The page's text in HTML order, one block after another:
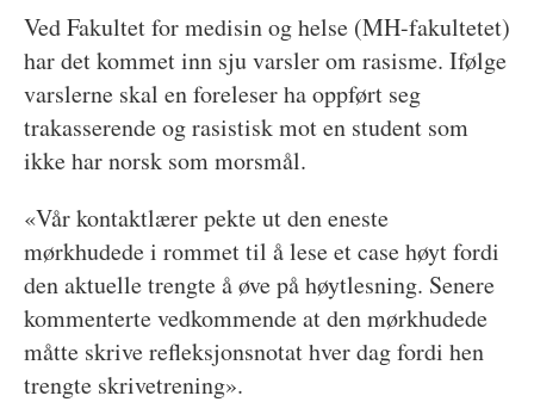
Ved Fakultet for medisin og helse (MH-fakultetet)
har det kommet inn sju varsler om rasisme. Ifølge
varslerne skal en foreleser ha oppført seg
trakasserende og rasistisk mot en student som
ikke har norsk som morsmål.
«Vår kontaktlærer pekte ut den eneste
mørkhudede i rommet til å lese et case høyt fordi
den aktuelle trengte å øve på høytlesning. Senere
kommenterte vedkommende at den mørkhudede
måtte skrive refleksjonsnotat hver dag fordi hen
trengte skrivetrening».